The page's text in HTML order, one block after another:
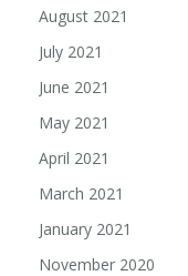
August 2021
July 2021
June 2021
May 2021
April 2021
March 2021
January 2021
November 2020